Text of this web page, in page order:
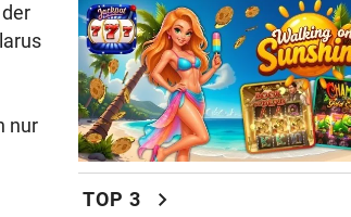
nur
Altachs Massombo kennt
Schlüssel zum Erfolg
TOP 3 chevron_right